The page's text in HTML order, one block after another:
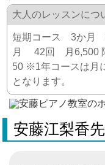
大人のレッスンにつ
短期コース 3か月
月 42回 月6,500
50 ※1年コースは月
となります。
安藤江梨香